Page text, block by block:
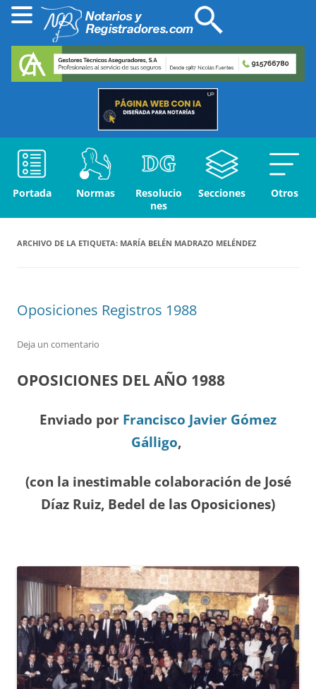
Portada Normas
Resolucio
nes
Secciones Otros
ARCHIVO DE LA ETIQUETA: MARÍA BELÉN MADRAZO MELÉNDEZ
Oposiciones Registros 1988
Deja un comentario
OPOSICIONES DEL AÑO 1988
Enviado por Francisco Javier Gómez
Gálligo,
(con la inestimable colaboración de José
Díaz Ruiz, Bedel de las Oposiciones)